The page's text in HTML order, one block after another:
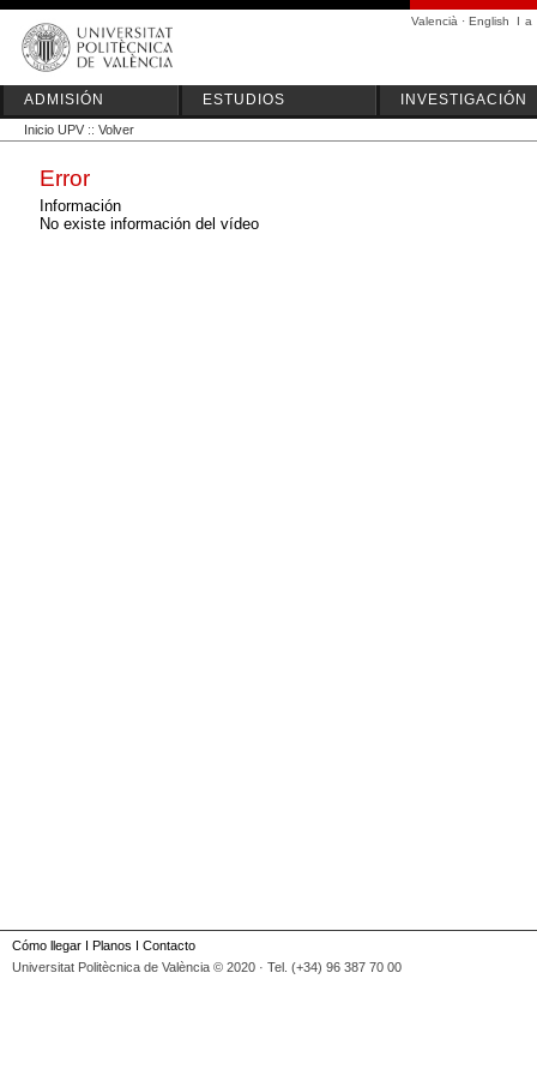
Valencià · English I a
ADMISIÓN ESTUDIOS INVESTIGACIÓN
Inicio UPV :: Volver
Error
Información
No existe información del vídeo
Cómo llegar I Planos I Contacto
Universitat Politècnica de València © 2020 · Tel. (+34) 96 387 70 00